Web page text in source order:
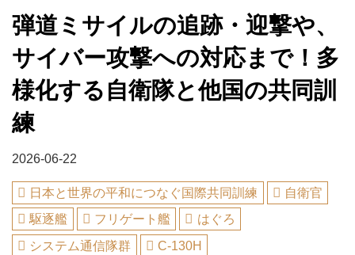
弾道ミサイルの追跡・迎撃や、
サイバー攻撃への対応まで！多
様化する自衛隊と他国の共同訓
練
2026-06-22
日本と世界の平和につなぐ国際共同訓練
自衛官
駆逐艦
フリゲート艦
はぐろ
システム通信隊群
C-130H